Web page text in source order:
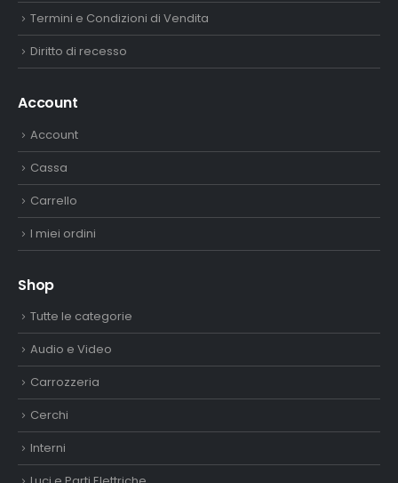
Termini e Condizioni di Vendita
Diritto di recesso
Account
Account
Cassa
Carrello
I miei ordini
Shop
Tutte le categorie
Audio e Video
Carrozzeria
Cerchi
Interni